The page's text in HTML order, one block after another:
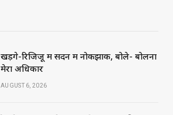
खड़गे-रिजिजू में सदन में नोकझोंक, बोले- बोलना
मेरा अधिकार
AUGUST 6, 2026